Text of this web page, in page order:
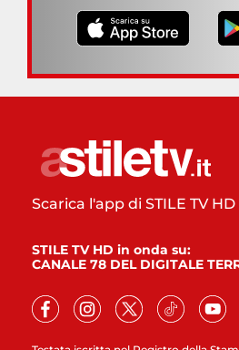
Scarica l'app di STILE TV HD
STILE TV HD in onda su:
CANALE 78 DEL DIGITALE